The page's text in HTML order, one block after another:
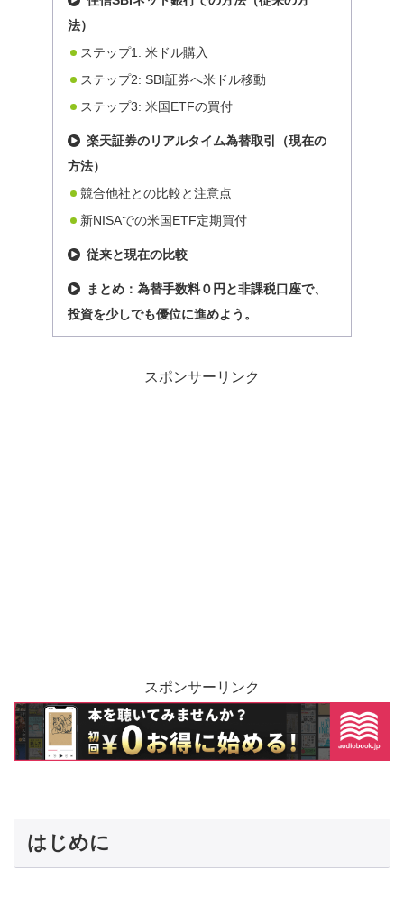
法）
ステップ1: 米ドル購入
ステップ2: SBI証券へ米ドル移動
ステップ3: 米国ETFの買付
楽天証券のリアルタイム為替取引（現在の
方法）
競合他社との比較と注意点
新NISAでの米国ETF定期買付
従来と現在の比較
まとめ：為替手数料０円と非課税口座で、
投資を少しでも優位に進めよう。
スポンサーリンク
スポンサーリンク
はじめに